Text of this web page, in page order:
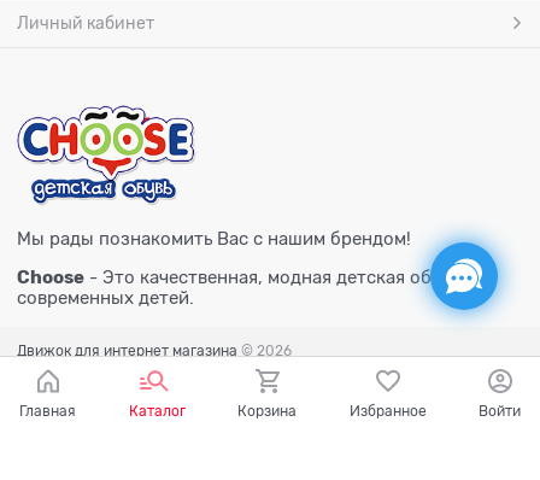
Личный кабинет
Мы рады познакомить Вас с нашим брендом!
Choose - Это качественная, модная детская обувь для
современных детей.
Движок для интернет магазина © 2026
Главная Каталог Корзина Избранное Войти